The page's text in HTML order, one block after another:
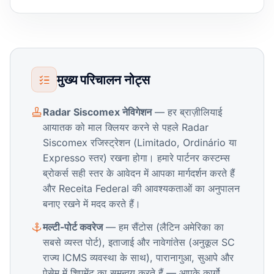
मुख्य परिचालन नोट्स
Radar Siscomex नेविगेशन— हर ब्राज़ीलियाई
आयातक को माल क्लियर करने से पहले Radar
Siscomex रजिस्ट्रेशन (Limitado, Ordinário या
Expresso स्तर) रखना होगा। हमारे पार्टनर कस्टम्स
ब्रोकर्स सही स्तर के आवेदन में आपका मार्गदर्शन करते हैं
और Receita Federal की आवश्यकताओं का अनुपालन
बनाए रखने में मदद करते हैं।
मल्टी-पोर्ट कवरेज— हम सैंटोस (लैटिन अमेरिका का
सबसे व्यस्त पोर्ट), इताजाई और नावेगांतेस (अनुकूल SC
राज्य ICMS व्यवस्था के साथ), पारानागुआ, सुआपे और